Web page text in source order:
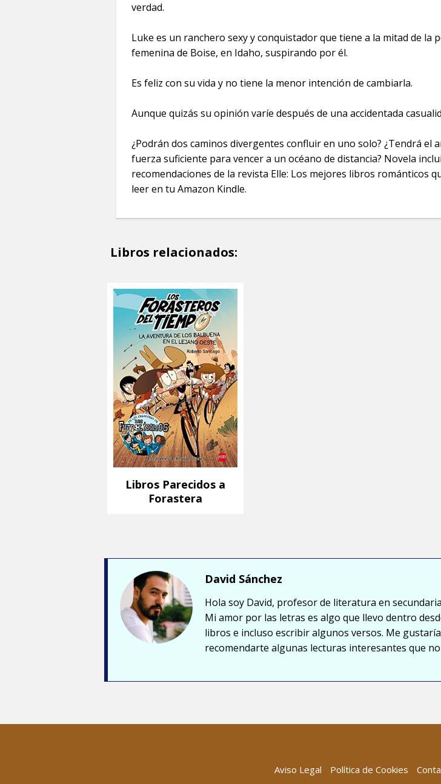
verdad.
Luke es un ranchero sexy y conquistador que tiene a la mitad de la
femenina de Boise, en Idaho, suspirando por él.
Es feliz con su vida y no tiene la menor intención de cambiarla.
Aunque quizás su opinión varíe después de una accidentada
¿Podrán dos caminos divergentes confluir en uno solo? ¿Tendrá el
fuerza suficiente para vencer a un océano de distancia? Novela
recomendaciones de la revista Elle: Los mejores libros románticos
leer en tu Amazon Kindle.
Libros relacionados:
Libros Parecidos a
Forastera
David Sánchez
Hola soy David, profesor de literatura en
Mi amor por las letras es algo que llevo dentro
libros e incluso escribir algunos versos. Me
recomendarte algunas lecturas interesantes que
Aviso Legal Política de Cookies